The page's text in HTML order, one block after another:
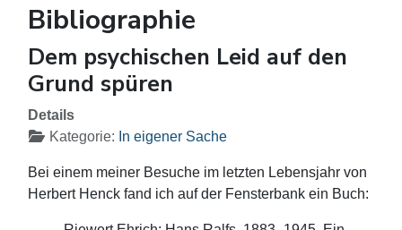
Bibliographie
Dem psychischen Leid auf den
Grund spüren
Details
Kategorie: In eigener Sache
Bei einem meiner Besuche im letzten Lebensjahr von
Herbert Henck fand ich auf der Fensterbank ein Buch: